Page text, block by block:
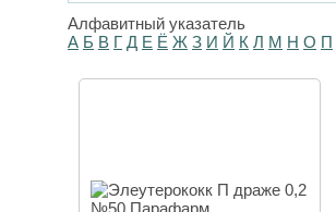
Алфавитный указатель
А Б В Г Д Е Ё Ж З И Й К Л М Н О П